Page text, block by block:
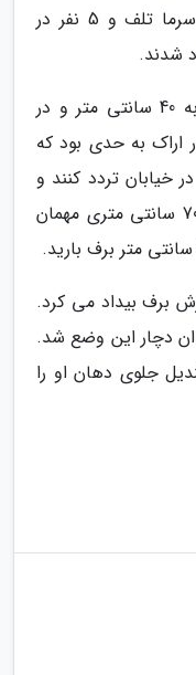
جاده های مختلف از شدت برف و سرما تلف و 5 نفر در
شدند.
30 دی ماه ارتفاع برف در تجریش به 40 سانتی متر و در
اراک به حدی بود که
خیابان تردد کنند و
اغلب ماشین ها در گاراژ ماند. برف 70 سانتی متری مهمان
ریزش برف بیداد می کرد.
دچار این وضع شد.
جلوی دهان او را